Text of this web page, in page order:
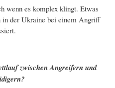
wenn es komplex klingt. Etwas
in der Ukraine bei einem Angriff
zwischen Angreifern und